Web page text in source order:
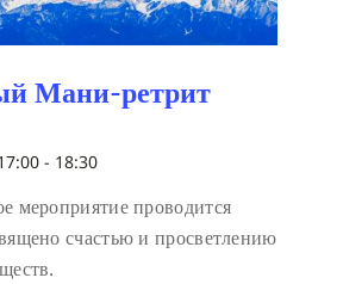
Мани-ретрит
- 18:30
мероприятие проводится
счастью и просветлению